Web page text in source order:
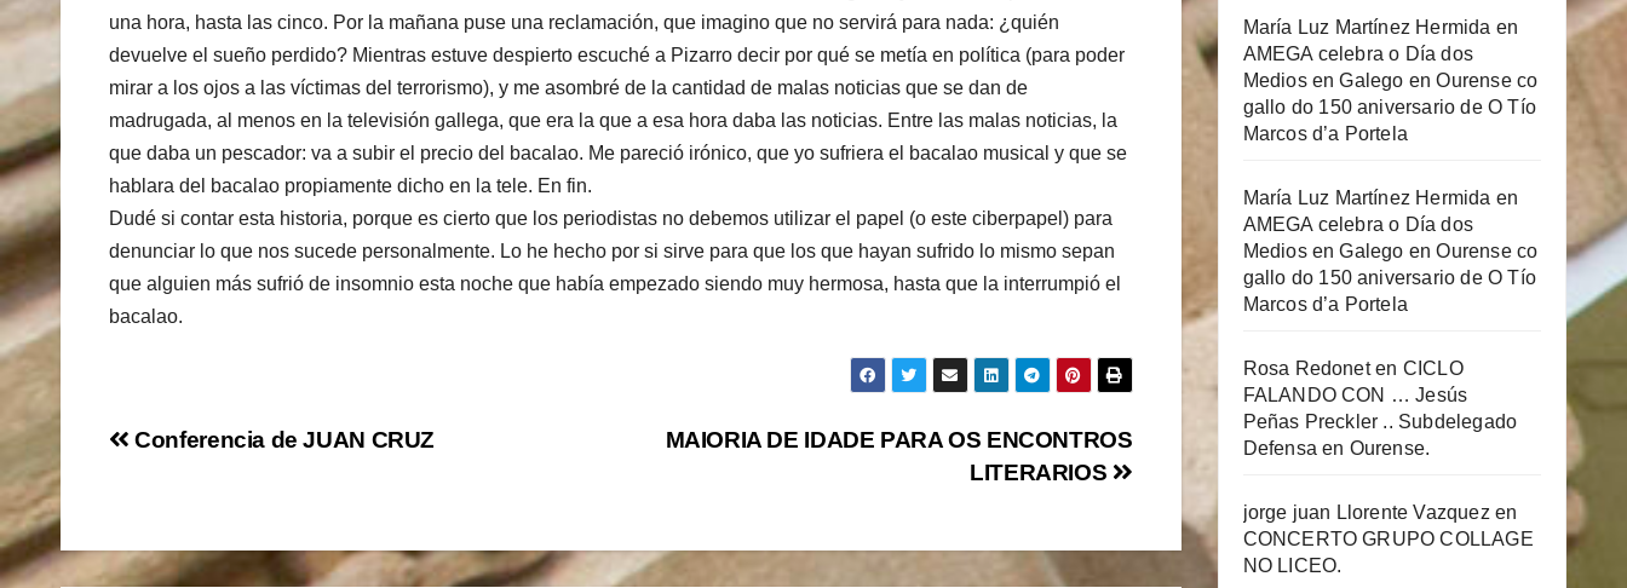
una hora, hasta las cinco. Por la mañana puse una reclamación, que imagino que no servirá para nada: ¿quién
devuelve el sueño perdido? Mientras estuve despierto escuché a Pizarro decir por qué se metía en política (para poder
mirar a los ojos a las víctimas del terrorismo), y me asombré de la cantidad de malas noticias que se dan de
madrugada, al menos en la televisión gallega, que era la que a esa hora daba las noticias. Entre las malas noticias, la
que daba un pescador: va a subir el precio del bacalao. Me pareció irónico, que yo sufriera el bacalao musical y que se
hablara del bacalao propiamente dicho en la tele. En fin.
Dudé si contar esta historia, porque es cierto que los periodistas no debemos utilizar el papel (o este ciberpapel) para
denunciar lo que nos sucede personalmente. Lo he hecho por si sirve para que los que hayan sufrido lo mismo sepan
que alguien más sufrió de insomnio esta noche que había empezado siendo muy hermosa, hasta que la interrumpió el
bacalao.
Navegación
entradas
MAIORIA DE IDADE PARA OS ENCONTROS
LITERARIOS
Conferencia de JUAN CRUZ
María Luz Martínez Hermida en
AMEGA celebra o Día dos
Medios en Galego en Ourense co
gallo do 150 aniversario de O Tío
Marcos d’a Portela
María Luz Martínez Hermida en
AMEGA celebra o Día dos
Medios en Galego en Ourense co
gallo do 150 aniversario de O Tío
Marcos d’a Portela
Rosa Redoneten CICLO
FALANDO CON … Jesús
Peñas Preckler .. Subdelegado
Defensa en Ourense.
jorge juan Llorente Vazquez en
CONCERTO GRUPO COLLAGE
NO LICEO.